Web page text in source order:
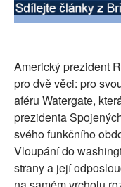
Americký prezident
pro dvě věci: pro
aféru Watergate,
prezidenta
svého funkčního
Vloupání do
strany a její